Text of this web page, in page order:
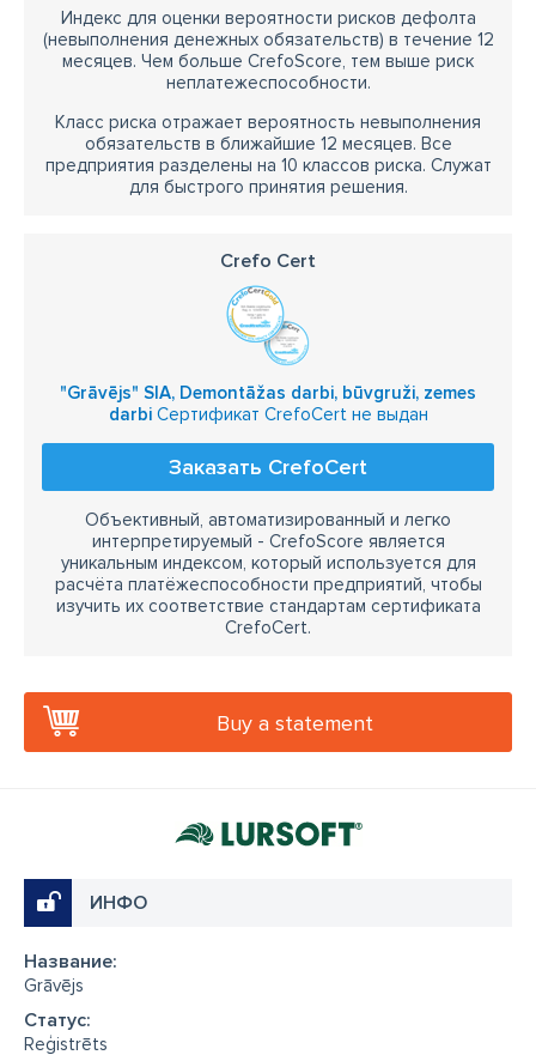
Индекс для оценки вероятности рисков дефолта
(невыполнения денежных обязательств) в течение 12
месяцев. Чем больше CrefoScore, тем выше риск
неплатежеспособности.
Класс риска отражает вероятность невыполнения
обязательств в ближайшие 12 месяцев. Все
предприятия разделены на 10 классов риска. Служат
для быстрого принятия решения.
Crefo Cert
"Grāvējs" SIA, Demontāžas darbi, būvgruži, zemes
darbiСертификат CrefoCert не выдан
Заказать CrefoCert
Объективный, автоматизированный и легко
интерпретируемый - CrefoScore является
уникальным индексом, который используется для
расчёта платёжеспособности предприятий, чтобы
изучить их соответствие стандартам сертификата
CrefoCert.
Buy a statement
ИНФО
Название:
Grāvējs
Cтатус:
Reģistrēts